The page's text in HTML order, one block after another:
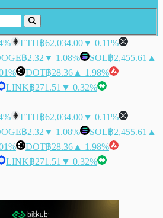
ETH฿62,034.00▼ 0.11%
฿2.32 ▼ 1.08% SOL฿2,455.61 ▲
DOT฿28.36 ▲ 1.98%
LINK฿271.51 ▼ 0.32%
ETH฿62,034.00▼ 0.11%
฿2.32 ▼ 1.08% SOL฿2,455.61 ▲
DOT฿28.36 ▲ 1.98%
LINK฿271.51 ▼ 0.32%